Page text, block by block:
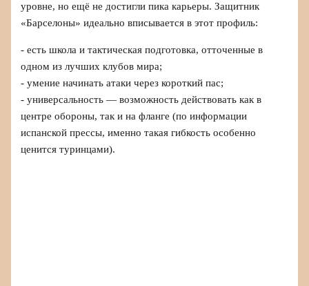
уровне, но ещё не достигли пика карьеры. Защитник
«Барселоны» идеально вписывается в этот профиль:
- есть школа и тактическая подготовка, отточенные в
одном из лучших клубов мира;
- умение начинать атаки через короткий пас;
- универсальность — возможность действовать как в
центре обороны, так и на фланге (по информации
испанской прессы, именно такая гибкость особенно
ценится туринцами).